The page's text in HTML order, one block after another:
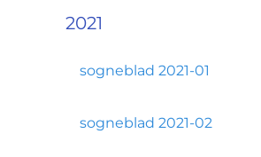
2021
sogneblad 2021-01
sogneblad 2021-02